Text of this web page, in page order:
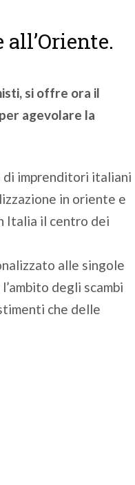
all’Oriente.
si offre ora il
agevolare la
di imprenditori italiani
in oriente e
Italia il centro dei
alle singole
degli scambi
che delle